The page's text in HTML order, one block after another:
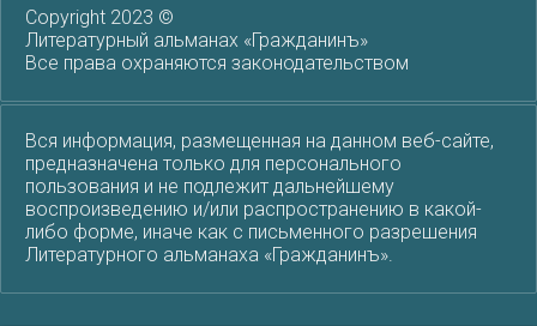
Copyright 2023 ©
Литературный альманах «Гражданинъ»
Все права охраняются законодательством
Вся информация, размещенная на данном веб-сайте,
предназначена только для персонального
пользования и не подлежит дальнейшему
воспроизведению и/или распространению в какой-
либо форме, иначе как с письменного разрешения
Литературного альманаха «Гражданинъ».